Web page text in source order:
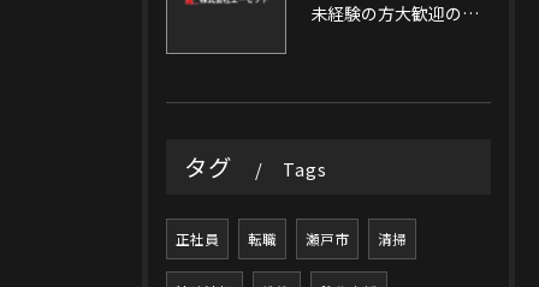
未経験の方大歓迎の清掃業！
タグ Tags
正社員 転職 瀬戸市 清掃